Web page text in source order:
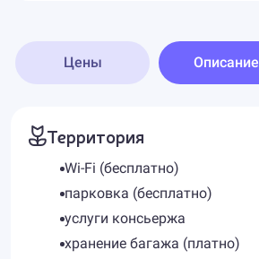
Цены Описание
Территория
Wi-Fi (бесплатно)
парковка (бесплатно)
услуги консьержа
хранение багажа (платно)